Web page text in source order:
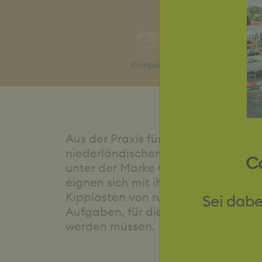
Kompaktradlader
Aus der Praxis für die Praxis, so
niederländischen Oisterwijk
unter der Marke Giant im Markt
eignen sich mit ihrer kompakten
Kipplasten von rund zwei Dritteln
Aufgaben, für die normalerweise
werden müssen.
Sei